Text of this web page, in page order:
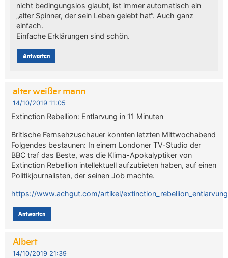
nicht bedingungslos glaubt, ist immer automatisch ein
„alter Spinner, der sein Leben gelebt hat“. Auch ganz
einfach.
Einfache Erklärungen sind schön.
Antworten
alter weißer mann
14/10/2019 11:05
Extinction Rebellion: Entlarvung in 11 Minuten
Britische Fernsehzuschauer konnten letzten Mittwochabend
Folgendes bestaunen: In einem Londoner TV-Studio der
BBC traf das Beste, was die Klima-Apokalyptiker von
Extinction Rebellion intellektuell aufzubieten haben, auf einen
Politikjournalisten, der seinen Job machte.
https://www.achgut.com/artikel/
Antworten
Albert
14/10/2019 21:39